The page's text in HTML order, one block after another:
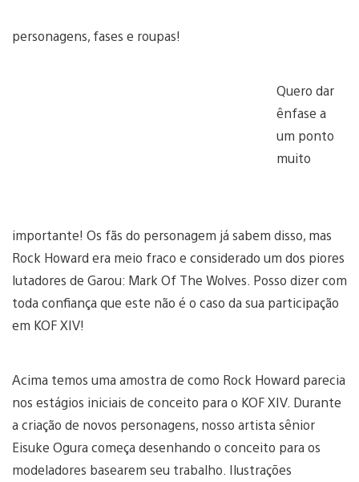
personagens, fases e roupas!
Quero dar
ênfase a
um ponto
muito
importante! Os fãs do personagem já sabem disso, mas
Rock Howard era meio fraco e considerado um dos piores
lutadores de Garou: Mark Of The Wolves. Posso dizer com
toda confiança que este não é o caso da sua participação
em KOF XIV!
Acima temos uma amostra de como Rock Howard parecia
nos estágios iniciais de conceito para o KOF XIV. Durante
a criação de novos personagens, nosso artista sênior
Eisuke Ogura começa desenhando o conceito para os
modeladores basearem seu trabalho. Ilustrações